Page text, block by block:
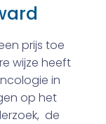
prijs toe
wijze heeft
in
op het
de